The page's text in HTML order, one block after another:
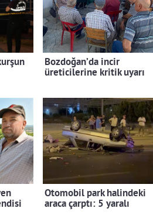
Bozdoğan’da incir
üreticilerine kritik uyarı
Otomobil park halindeki
araca çarptı: 5 yaralı